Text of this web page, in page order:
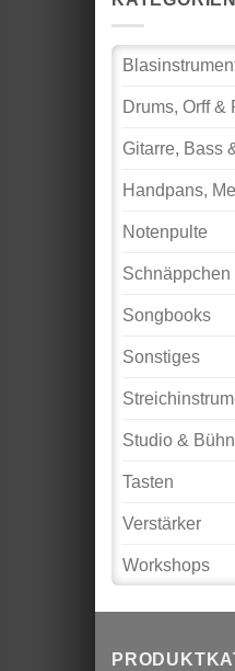
Drums, Orff &
Gitarre, Bass
Handpans,
Notenpulte
Schnäppchen
Songbooks
Sonstiges
Studio &
Tasten
Verstärker
Workshops